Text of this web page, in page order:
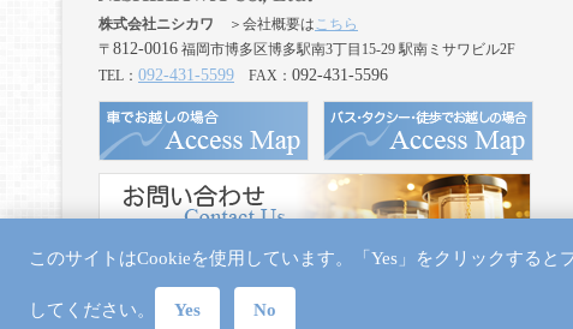
株式会社ニシカワ ＞会社概要はこちら
〒 812-0016 福岡市博多区博多駅南3丁目15-29 駅南ミサワビル2F
TEL： 092-431-5599 FAX： 092-431-5596
このサイトはCookieを使用しています。「Yes」をクリックする
してください。 Yes No